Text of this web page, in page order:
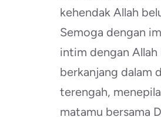
kehendak Allah
Semoga dengan
intim dengan Allah
berkanjang dalam
terengah,
matamu bersama